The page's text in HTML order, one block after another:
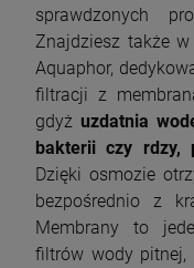
sprawdzonych
Znajdziesz także
Aquaphor,
filtracji z
gdyż uzdatnia
bakterii czy rdzy,
Dzięki osmozie
bezpośrednio z
Membrany to
filtrów wody pitnej,